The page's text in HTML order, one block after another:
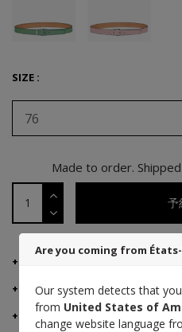
SIZE :
76
Made to order.
予
製品詳細
MANUFACTURER ADVICE
ご配送・ご返品
Are you coming from
Our system detects that
from United States of
change website language